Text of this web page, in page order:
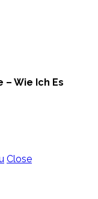
– Wie Ich Es
Close